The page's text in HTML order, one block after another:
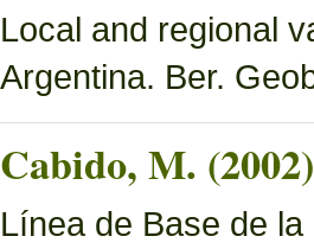
Local and regional
Argentina. Ber.
Cabido, M. (2002)
Línea de Base de